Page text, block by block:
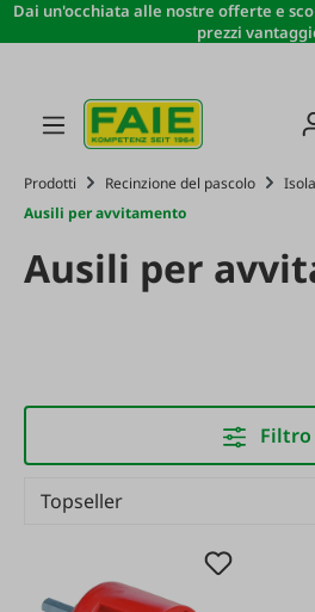
Passa al contenuto principale
Dai un'occhiata alle nostre offerte e
prezzi
Prodotti Recinzione del pascolo
Ausili per avvitamento
Ausili per
Filtro